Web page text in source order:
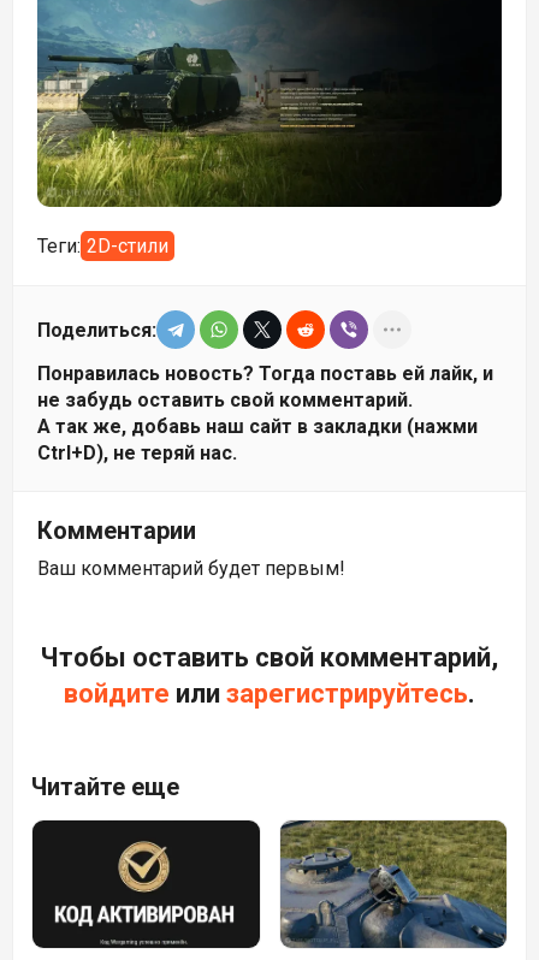
Теги: 2D-стили
Поделиться:
Понравилась новость? Тогда поставь ей лайк, и
не забудь оставить свой комментарий.
А так же, добавь наш сайт в закладки (нажми
Ctrl+D), не теряй нас.
Комментарии
Ваш комментарий будет первым!
Чтобы оставить свой комментарий,
войдите или зарегистрируйтесь.
Читайте еще